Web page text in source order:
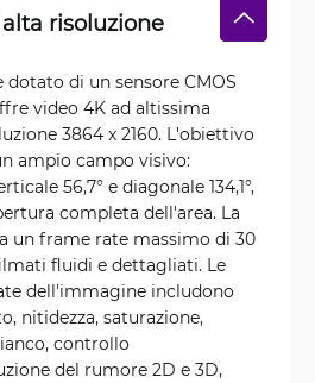
risoluzione
dotato di un sensore CMOS
video 4K ad altissima
3864 x 2160. L'obiettivo
ampio campo visivo:
56,7° e diagonale 134,1°,
completa dell'area. La
un frame rate massimo di 30
fluidi e dettagliati. Le
dell'immagine includono
nitidezza, saturazione,
controllo
del rumore 2D e 3D,